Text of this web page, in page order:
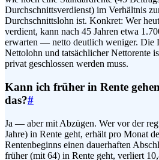
Durchschnittsverdienst) im Verhältnis
Durchschnittslohn ist. Konkret: Wer
verdient, kann nach 45 Jahren etwa
erwarten — netto deutlich weniger. Die
Nettolohn und tatsächlicher Nettorente
privat geschlossen werden muss.
Kann ich früher in Rente
das?#
Ja — aber mit Abzügen. Wer vor der
Jahre) in Rente geht, erhält pro Monat
Rentenbeginns einen dauerhaften
früher (mit 64) in Rente geht, verliert